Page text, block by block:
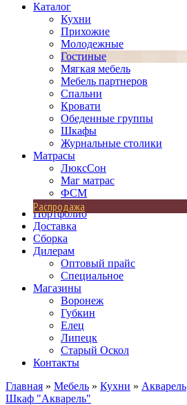
Каталог
Кухни
Прихожие
Молодежные
Гостиные
Мягкая мебель
Мебель партнеров
Спальни
Кровати
Обеденные группы
Шкафы
Журнальные столики
Матрасы
ЛюксСон
Маг матрас
ФСМ
Распродажа
Портфолио
Доставка
Сборка
Дилерам
Оптовый прайс
Специальное
Магазины
Воронеж
Губкин
Елец
Липецк
Старый Оскол
Контакты
Главная » Мебель » Кухни » Акварель
Шкаф "Акварель"